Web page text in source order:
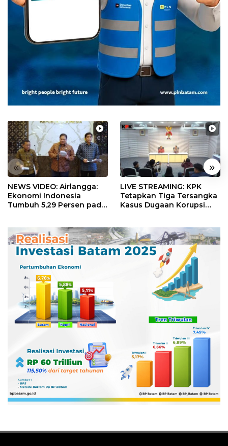
« »
NEWS VIDEO: Airlangga:
Ekonomi Indonesia
Tumbuh 5,29 Persen pada
LIVE STREAMING: KPK
Tetapkan Tiga Tersangka
Kasus Dugaan Korupsi